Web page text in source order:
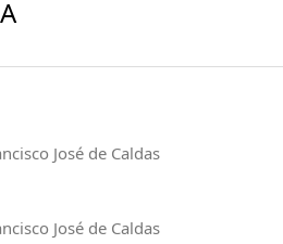
José de Caldas
José de Caldas